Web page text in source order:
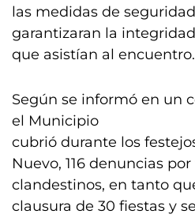
las medidas de
garantizaran la
que asistían al encuentro.
Según se informó en un
el Municipio
cubrió durante los
Nuevo, 116 denuncias
clandestinos, en tanto
clausura de 30 fiestas y se